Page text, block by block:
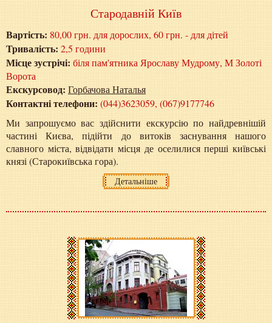
Стародавній Київ
Вартість: 80,00 грн. для дорослих, 60 грн. - для дітей
Тривалість: 2,5 години
Місце зустрічі: біля пам'ятника Ярославу Мудрому, М Золоті
Ворота
Екскурсовод: Горбачова Наталья
Контактні телефони: (044)3623059, (067)9177746
Ми запрошуємо вас здійснити екскурсію по найдревнішій
частині Києва, підійти до витоків заснування нашого
славного міста, відвідати місця де оселилися перші київські
князі (Старокиївська гора).
Детальніше